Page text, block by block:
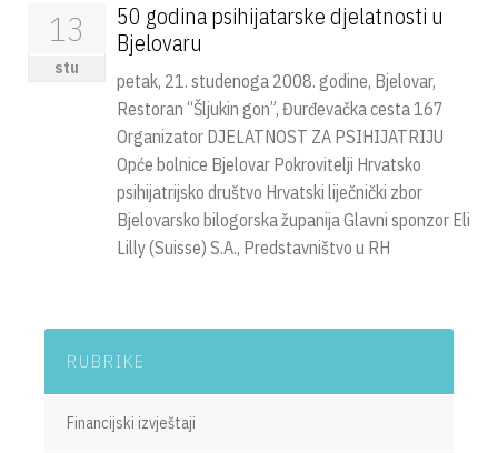
13
stu
50 godina psihijatarske djelatnosti u
Bjelovaru
petak, 21. studenoga 2008. godine, Bjelovar,
Restoran “Šljukin gon”, Đurđevačka cesta 167
Organizator DJELATNOST ZA PSIHIJATRIJU
Opće bolnice Bjelovar Pokrovitelji Hrvatsko
psihijatrijsko društvo Hrvatski liječnički zbor
Bjelovarsko bilogorska županija Glavni sponzor Eli
Lilly (Suisse) S.A., Predstavništvo u RH
RUBRIKE
Financijski izvještaji